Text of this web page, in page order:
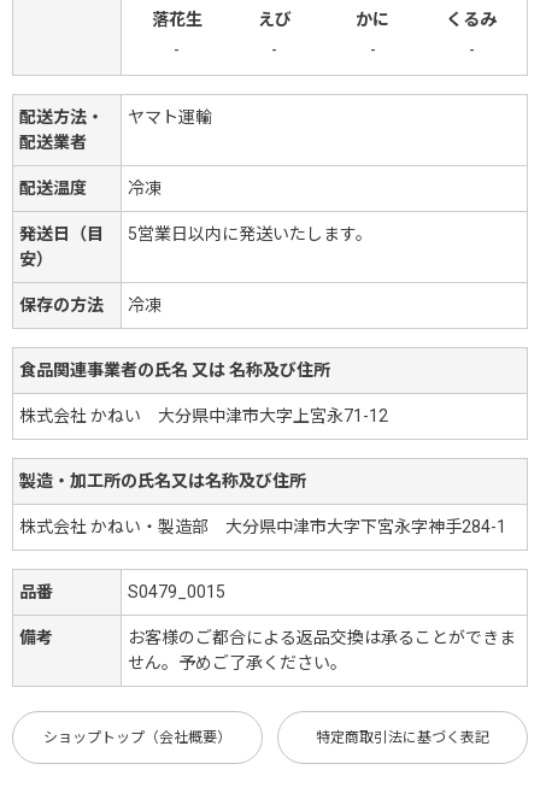
落花生 えび かに
くるみ
-
- - -
配送方法・
配送業者
ヤマト運輸
配送温度 冷凍
発送日（目
安）
5営業日以内に発送いたします。
保存の方法 冷凍
食品関連事業者の氏名 又は 名称及び住所
株式会社 かねい 大分県中津市大字上宮永71-12
製造・加工所の氏名又は名称及び住所
株式会社 かねい・製造部 大分県中津市大字下宮永字神手284-1
品番 S0479_0015
備考
お客様のご都合による返品交換は承ることができま
せん。予めご了承ください。
ショップトップ（会社概要） 特定商取引法に基づく表記